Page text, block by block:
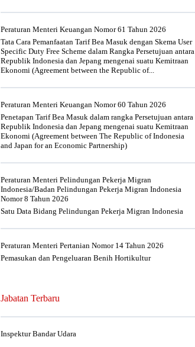
Peraturan Menteri Keuangan Nomor 61 Tahun 2026
Tata Cara Pemanfaatan Tarif Bea Masuk dengan Skema User
Specific Duty Free Scheme dalam Rangka Persetujuan antara
Republik Indonesia dan Jepang mengenai suatu Kemitraan
Ekonomi (Agreement between the Republic of...
Peraturan Menteri Keuangan Nomor 60 Tahun 2026
Penetapan Tarif Bea Masuk dalam rangka Persetujuan antara
Republik Indonesia dan Jepang mengenai suatu Kemitraan
Ekonomi (Agreement between The Republic of Indonesia
and Japan for an Economic Partnership)
Peraturan Menteri Pelindungan Pekerja Migran
Indonesia/Badan Pelindungan Pekerja Migran Indonesia
Nomor 8 Tahun 2026
Satu Data Bidang Pelindungan Pekerja Migran Indonesia
Peraturan Menteri Pertanian Nomor 14 Tahun 2026
Pemasukan dan Pengeluaran Benih Hortikultur
Jabatan Terbaru
Inspektur Bandar Udara